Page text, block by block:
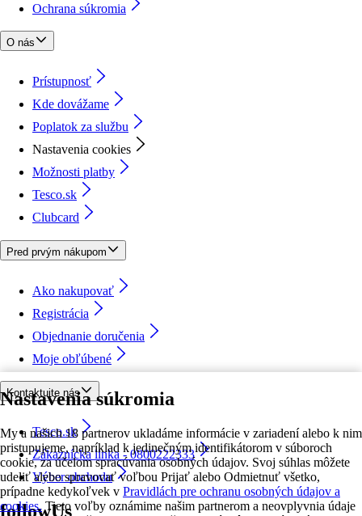
Nastavenia súkromia
My a našich 18 partnerov ukladáme informácie v zariadení alebo k nim
pristupujeme, napríklad k jedinečným identifikátorom v súboroch
cookie, za účelom spracúvania osobných údajov. Svoj súhlas môžete
udeliť alebo spravovať voľbou Prijať alebo Odmietnuť všetko,
prípadne kedykoľvek v Pravidlách pre ochranu osobných údajov a
cookies. Tieto voľby oznámime našim partnerom a neovplyvnia údaje
Ochrana súkromia
O nás
Prístupnosť
Kde dovážame
Poplatok za službu
Nastavenia cookies
Možnosti platby
Tesco.sk
Clubcard
Pred prvým nákupom
Ako nakupovať
Registrácia
Objednanie doručenia
Moje obľúbené
Kontaktujte nás
Tesco.sk
Zákaznícka linka - 0800222333
Výber obchodu
followUs